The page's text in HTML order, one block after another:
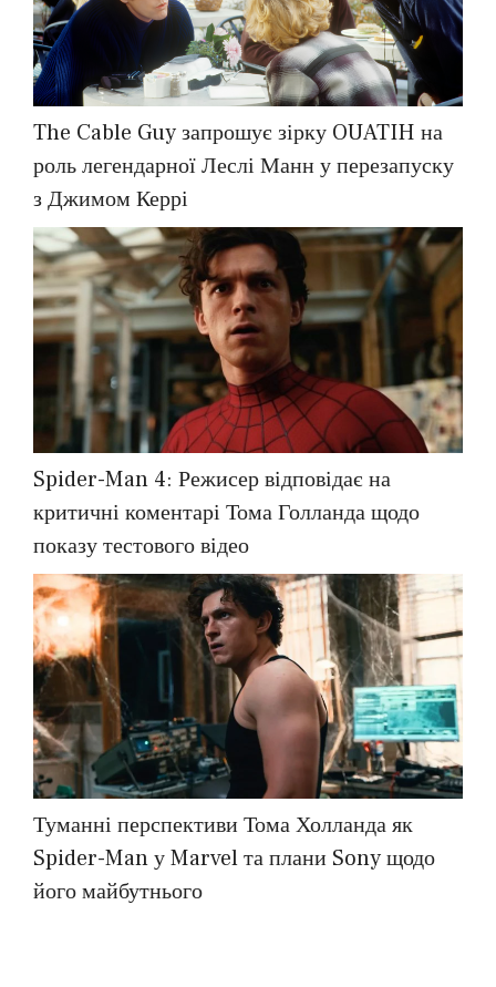
The Cable Guy запрошує зірку OUATIH на
роль легендарної Леслі Манн у перезапуску
з Джимом Керрі
Spider-Man 4: Режисер відповідає на
критичні коментарі Тома Голланда щодо
показу тестового відео
Туманні перспективи Тома Холланда як
Spider-Man у Marvel та плани Sony щодо
його майбутнього